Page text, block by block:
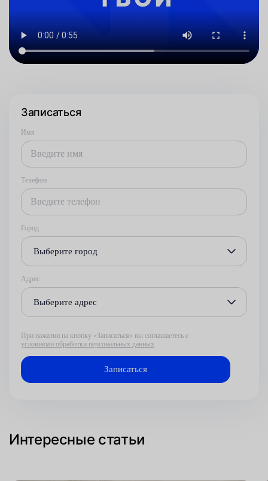
Записаться
Имя
Телефон
Город
Выберите город
Адрес
Выберите адрес
При нажатии на кнопку «Записаться» вы соглашаетесь с
условиями обработки персональных данных
Интересные статьи